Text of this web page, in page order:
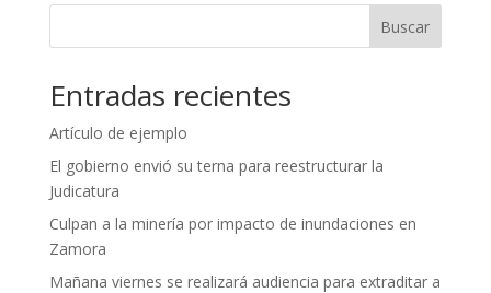
Buscar
Entradas recientes
Artículo de ejemplo
El gobierno envió su terna para reestructurar la
Judicatura
Culpan a la minería por impacto de inundaciones en
Zamora
Mañana viernes se realizará audiencia para extraditar a